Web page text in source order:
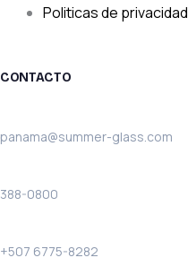
Politicas de privacidad
CONTACTO
panama@summer-glass.com
388-0800
+507 6775-8282